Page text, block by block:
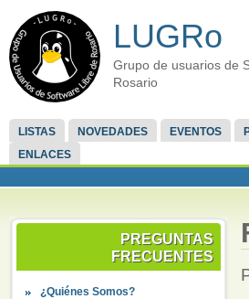
LUGRo
Grupo de usuarios de
Rosario
LISTAS NOVEDADES EVENTOS
ENLACES
PREGUNTAS
FRECUENTES
¿Quiénes Somos?